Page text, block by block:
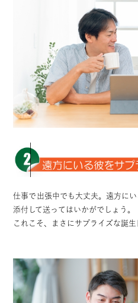
仕事で出張中でも大丈夫。遠方に
添付して送ってはいかがでしょう。
これこそ、まさにサプライズな誕生